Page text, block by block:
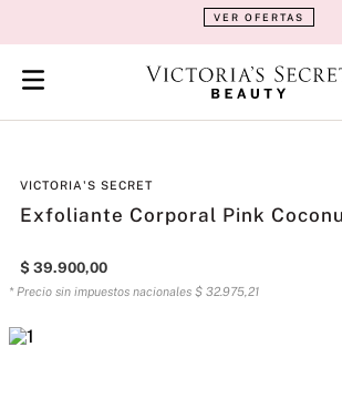
VER OFERTAS
VICTORIA'S SECRET
Exfoliante Corporal Pink
$ 39.900,00
* Precio sin impuestos nacionales $ 32.975,21